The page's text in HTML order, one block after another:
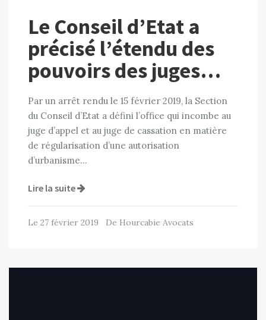
Le Conseil d’Etat a
précisé l’étendu des
pouvoirs des juges…
Par un arrêt rendu le 15 février 2019, la Section
du Conseil d’Etat a défini l’office qui incombe au
juge d’appel et au juge de cassation en matière
de régularisation d’une autorisation
d’urbanisme…
Lire la suite
Le 27 février 2019 De Hourcabie Avocats